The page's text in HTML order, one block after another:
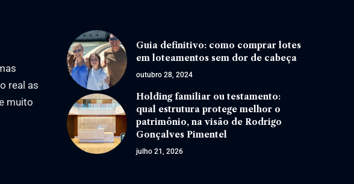
real as
muito
Guia definitivo: como comprar lotes
em loteamentos sem dor de cabeça
outubro 28, 2024
Holding familiar ou testamento:
qual estrutura protege melhor o
patrimônio, na visão de Rodrigo
Gonçalves Pimentel
julho 21, 2026